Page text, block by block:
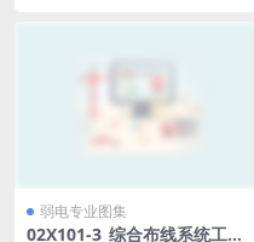
弱电专业图集
02X101-3_综合布线系统工程